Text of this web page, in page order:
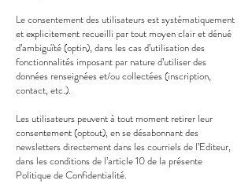
Le consentement des utilisateurs est systématiquement
et explicitement recueilli par tout moyen clair et dénué
d’ambiguïté (optin), dans les cas d’utilisation des
fonctionnalités imposant par nature d’utiliser des
données renseignées et/ou collectées (inscription,
contact, etc.).
Les utilisateurs peuvent à tout moment retirer leur
consentement (optout), en se désabonnant des
newsletters directement dans les courriels de l’Editeur,
dans les conditions de l’article 10 de la présente
Politique de Confidentialité.